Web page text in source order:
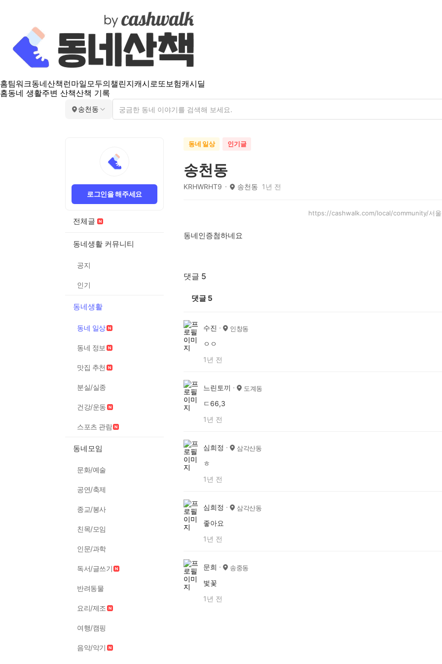
홈팀워크동네산책 런마일모두의챌린지캐시로또보험캐시딜
홈동네 생활주변 산책산책 기록
송천동
로그인을 해주세요
전체글
동네생활 커뮤니티
공지
인기
동네생활
동네 일상
동네 정보
맛집 추천
분실/실종
건강/운동
스포츠 관람
동네모임
문화/예술
공연/축제
종교/봉사
친목/모임
인문/과학
독서/글쓰기
반려동물
요리/제조
여행/캠핑
음악/악기
동네 일상 인기글
송천동
KRHWRHT9 송천동 1년 전
https://cashwalk.com/local/community/서울
동네인증첨하네요
댓글 5
댓글 5
수진 인창동
ㅇㅇ
1년 전
느린토끼 도계동
ㄷ66,3
1년 전
심희정 삼각산동
ㅎ
1년 전
심희정 삼각산동
좋아요
1년 전
문희 송중동
벛꽃
1년 전